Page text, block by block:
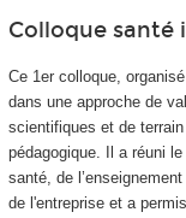
Colloque santé
Ce 1er colloque,
dans une approche de
scientifiques et de
pédagogique. Il a réuni
santé, de
de l'entreprise et a